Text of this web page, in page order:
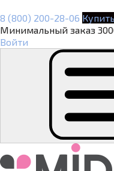
8 (800) 200-28-06
Минимальный заказ
Войти